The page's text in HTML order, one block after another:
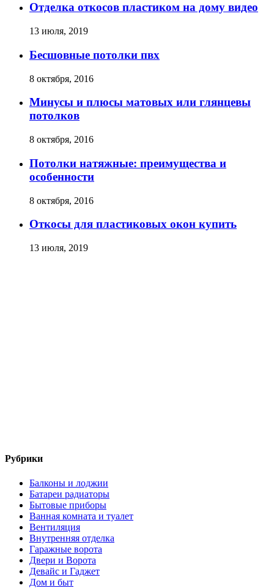
Отделка откосов пластиком на дому видео
13 июля, 2019
Бесшовные потолки пвх
8 октября, 2016
Минусы и плюсы матовых или глянцевы
потолков
8 октября, 2016
Потолки натяжные: преимущества и
особенности
8 октября, 2016
Откосы для пластиковых окон купить
13 июля, 2019
Рубрики
Балконы и лоджии
Батареи радиаторы‎
Бытовые приборы
Ванная комната и туалет
Вентиляция
Внутренняя отделка
Гаражные ворота
Двери и Ворота
Девайс и Гаджет
Дом и быт